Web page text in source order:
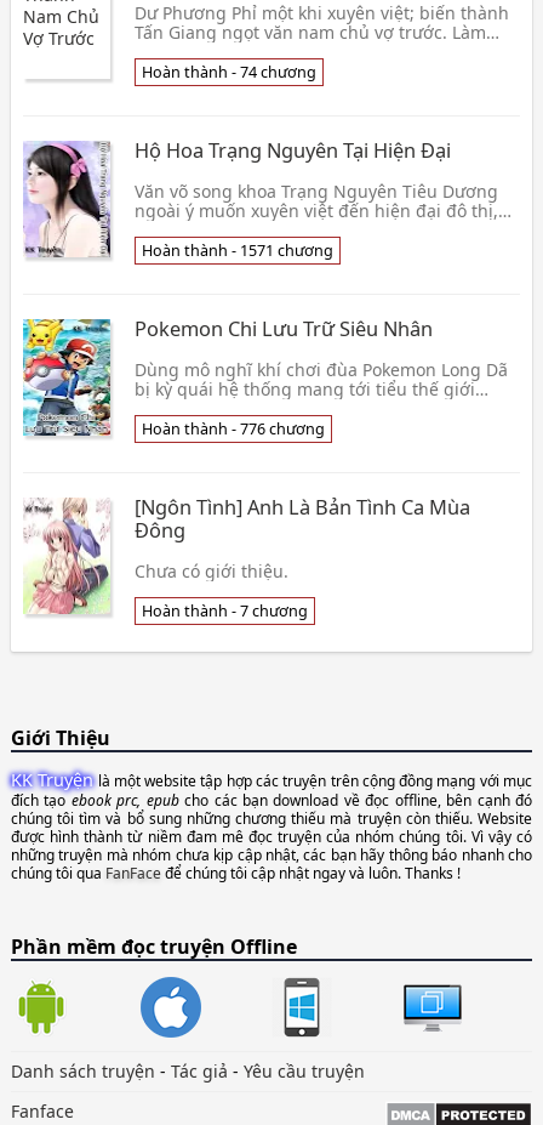
Dư Phương Phỉ một khi xuyên việt; biến thành
Tấn Giang ngọt văn nam chủ vợ trước. Làm
thật ý tưởng: Hiện tại khí như vậy tốt; không
bằng cùng đi cục dân chính ly hôn đi? Nhưng
Hoàn thành - 74 chương
Hộ Hoa Trạng Nguyên Tại Hiện Đại
Văn võ song khoa Trạng Nguyên Tiêu Dương
ngoài ý muốn xuyên việt đến hiện đại đô thị,
Tẩm Thất Môn Vệ song thân phận tiến vào sân
trường đại học, bắt đầu hư
Hoàn thành - 1571 chương
Pokemon Chi Lưu Trữ Siêu Nhân
Dùng mô nghĩ khí chơi đùa Pokemon Long Dã
bị kỳ quái hệ thống mang tới tiểu thế giới
Đại sư cầu ( Master Ball ), siêu cấp cần câu,
Magma thạch ( Magma Stone
Hoàn thành - 776 chương
[Ngôn Tình] Anh Là Bản Tình Ca Mùa
Đông
Chưa có giới thiệu.
Hoàn thành - 7 chương
Giới Thiệu
KK Truyệnlà một website tập hợp các truyện trên cộng đồng mạng với mục
đích tạoebook prc, epubcho các bạn download về đọc offline, bên cạnh đó
chúng tôi tìm và bổ sung những chương thiếu mà truyện còn thiếu. Website
được hình thành từ niềm đam mê đọc truyện của nhóm chúng tôi. Vì vậy có
những truyện mà nhóm chưa kịp cập nhật, các bạn hãy thông báo nhanh cho
chúng tôi qua FanFaceđể chúng tôi cập nhật ngay và luôn. Thanks !
Phần mềm đọc truyện Offline
Danh sách truyện - Tác giả - Yêu cầu truyện
Fanface